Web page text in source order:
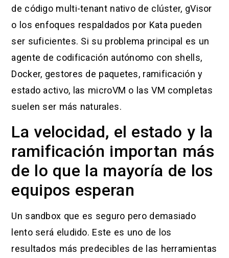
de código multi-tenant nativo de clúster, gVisor
o los enfoques respaldados por Kata pueden
ser suficientes. Si su problema principal es un
agente de codificación autónomo con shells,
Docker, gestores de paquetes, ramificación y
estado activo, las microVM o las VM completas
suelen ser más naturales.
La velocidad, el estado y la
ramificación importan más
de lo que la mayoría de los
equipos esperan
Un sandbox que es seguro pero demasiado
lento será eludido. Este es uno de los
resultados más predecibles de las herramientas